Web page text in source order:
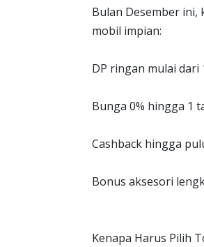
Bulan Desember
mobil impian:
DP ringan mulai dari
Bunga 0% hingga 1
Cashback hingga
Bonus aksesori
Kenapa Harus Pilih